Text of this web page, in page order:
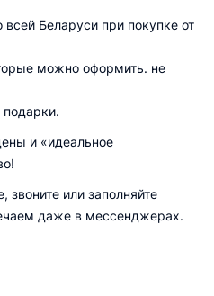
всей Беларуси при покупке от
можно оформить. не
и «идеальное
или заполняйте
даже в мессенджерах.